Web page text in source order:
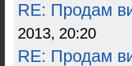
RE: Продам
2013, 20:20
RE: Продам